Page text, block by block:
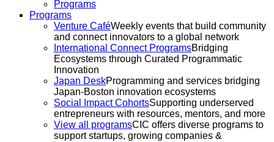
Programs
Programs
Venture CaféWeekly events that build community
and connect innovators to a global network
International Connect ProgramsBridging
Ecosystems through Curated Programmatic
Innovation
Japan DeskProgramming and services bridging
Japan-Boston innovation ecosystems
Social Impact CohortsSupporting underserved
entrepreneurs with resources, mentors, and more
View all programsCIC offers diverse programs to
support startups, growing companies &